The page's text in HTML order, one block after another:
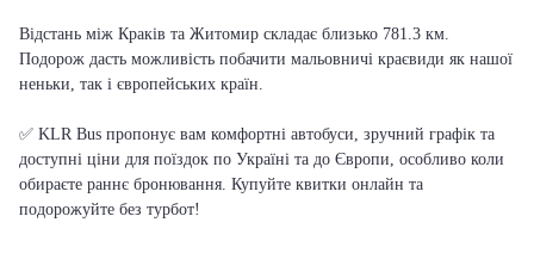
Відстань між Краків та Житомир складає близько 781.3 км.
Подорож дасть можливість побачити мальовничі краєвиди як нашої
неньки, так і європейських країн.
✅ KLR Bus пропонує вам комфортні автобуси, зручний графік та
доступні ціни для поїздок по Україні та до Європи, особливо коли
обираєте раннє бронювання. Купуйте квитки онлайн та
подорожуйте без турбот!